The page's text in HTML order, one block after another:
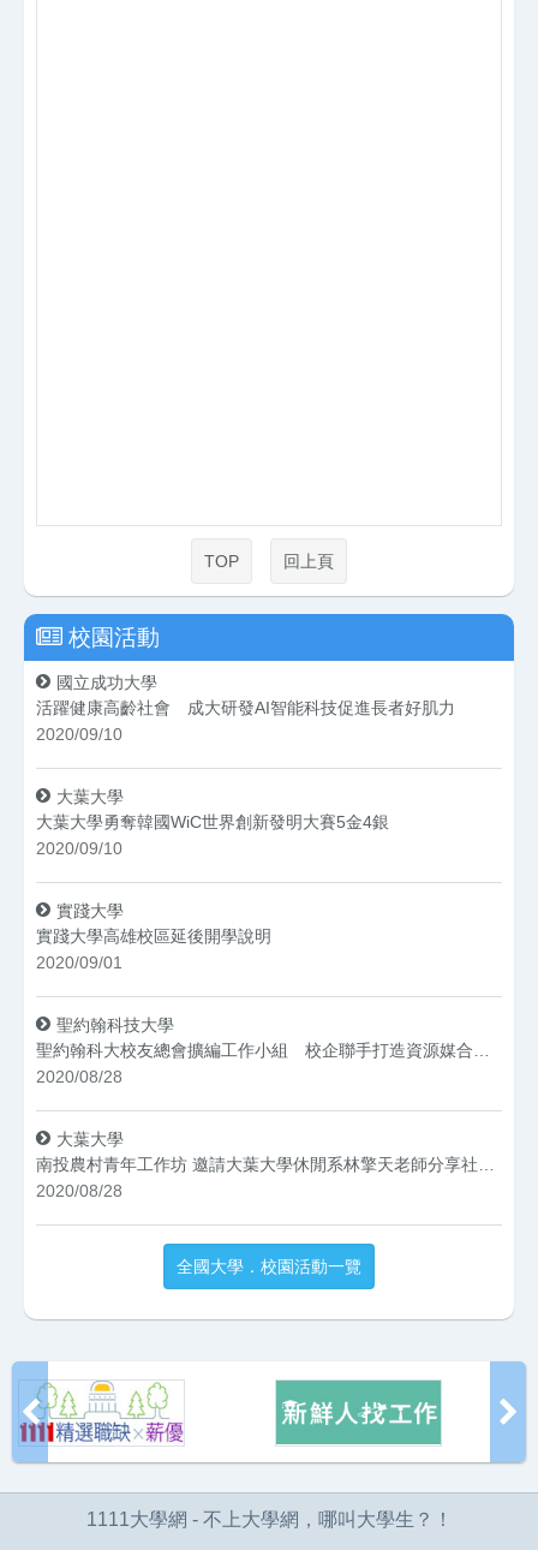
TOP 回上頁
校園活動
國立成功大學
活躍健康高齡社會 成大研發AI智能科技促進長者好肌力
2020/09/10
大葉大學
大葉大學勇奪韓國WiC世界創新發明大賽5金4銀
2020/09/10
實踐大學
實踐大學高雄校區延後開學說明
2020/09/01
聖約翰科技大學
2020/08/28
大葉大學
2020/08/28
全國大學．校園活動一覽
1111大學網 - 不上大學網，哪叫大學生？！